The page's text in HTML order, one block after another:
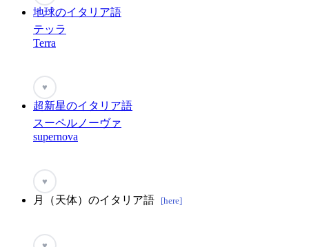
地球のイタリア語
テッラ
Terra
♥
超新星のイタリア語
スーペルノーヴァ
supernova
♥
月（天体）のイタリア語 [here]